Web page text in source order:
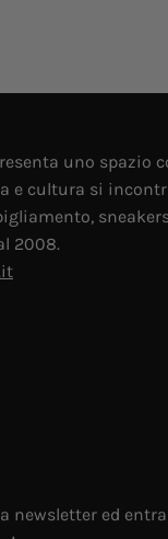
uno spazio
e cultura si
2008.
newsletter ed